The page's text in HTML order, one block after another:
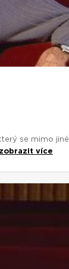
se mimo jiné
zobrazit více